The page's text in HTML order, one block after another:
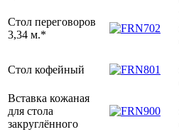
Стол переговоров
3,34 м.*
Стол кофейный
Вставка кожаная
для стола
закруглённого